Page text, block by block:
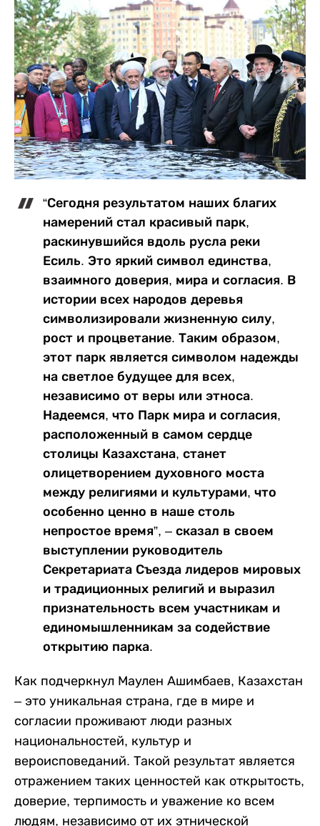
“Сегодня результатом наших благих
намерений стал красивый парк,
раскинувшийся вдоль русла реки
Есиль. Это яркий символ единства,
взаимного доверия, мира и согласия. В
истории всех народов деревья
символизировали жизненную силу,
рост и процветание. Таким образом,
этот парк является символом надежды
на светлое будущее для всех,
независимо от веры или этноса.
Надеемся, что Парк мира и согласия,
расположенный в самом сердце
столицы Казахстана, станет
олицетворением духовного моста
между религиями и культурами, что
особенно ценно в наше столь
непростое время”, – сказал в своем
выступлении руководитель
Секретариата Съезда лидеров мировых
и традиционных религий и выразил
признательность всем участникам и
единомышленникам за содействие
открытию парка.
Как подчеркнул Маулен Ашимбаев, Казахстан
– это уникальная страна, где в мире и
согласии проживают люди разных
национальностей, культур и
вероисповеданий. Такой результат является
отражением таких ценностей как открытость,
доверие, терпимость и уважение ко всем
людям, независимо от их этнической